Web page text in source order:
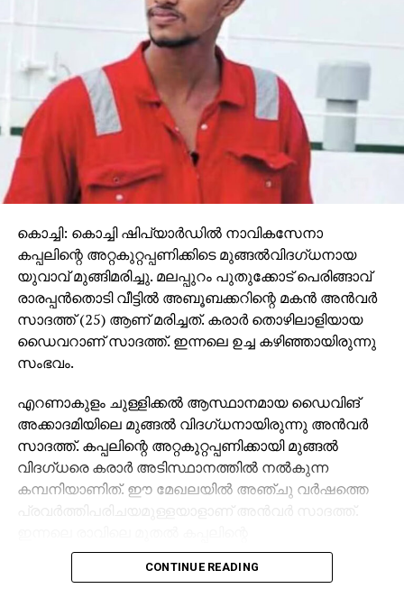
വി ബിയുമാണ്. ഈ ത്രില്ലര്‍ ഡ്രാമയുടെ സംഗീതം
ജേക്സ് ബിജോയ് ആണ്. മലയാളം, തമിഴ്, തെലുങ്ക്,
കന്നഡ, ഹിന്ദി എന്നീ അഞ്ച് ഭാഷകളിലാണ് ‘തുടരും’
സ്ട്രീം ചെയ്യുന്നത്.
കൊച്ചി: കൊച്ചി ഷിപ്‌യാര്‍ഡില്‍ നാവികസേനാ
കപ്പലിന്റെ അറ്റകുറ്റപ്പണിക്കിടെ മുങ്ങല്‍വിദഗ്ധനായ
യുവാവ് മുങ്ങിമരിച്ചു. മലപ്പുറം പുതുക്കോട് പെരിങ്ങാവ്
രാരപ്പന്‍തൊടി വീട്ടില്‍ അബൂബക്കറിന്റെ മകന്‍ അന്‍വര്‍
സാദത്ത് (25) ആണ് മരിച്ചത്. കരാര്‍ തൊഴിലാളിയായ
ഡൈവറാണ് സാദത്ത്. ഇന്നലെ ഉച്ച കഴിഞ്ഞായിരുന്നു
സംഭവം.
എറണാകുളം ചുള്ളിക്കല്‍ ആസ്ഥാനമായ ഡൈവിങ്
അക്കാദമിയിലെ മുങ്ങല്‍ വിദഗ്ധനായിരുന്നു അന്‍വര്‍
സാദത്ത്. കപ്പലിന്റെ അറ്റകുറ്റപ്പണിക്കായി മുങ്ങല്‍
വിദഗ്ധരെ കരാര്‍ അടിസ്ഥാനത്തില്‍ നല്‍കുന്ന
കമ്പനിയാണിത്. ഈ മേഖലയില്‍ അഞ്ചു വര്‍ഷത്തെ
പ്രവര്‍ത്തിപരിചയമുള്ളയാളാണ് അന്‍വര്‍ സാദത്ത്.
അറ്റകുറ്റപ്പണിയുമായി ബന്ധപ്പെട്ട ജോലികള്‍ നടന്നു
വരികയായിരുന്നു. ഉച്ചകഴിഞ്ഞാണ് അന്‍വര്‍
CONTINUE READING